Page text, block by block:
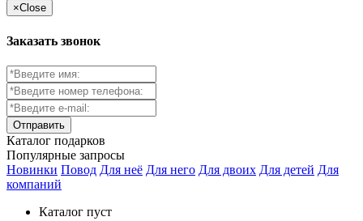
×Close
Заказать звонок
Каталог подарков
Популярные запросы
Новинки Повод Для неё Для него Для двоих Для детей Для
компаний
Каталог пуст